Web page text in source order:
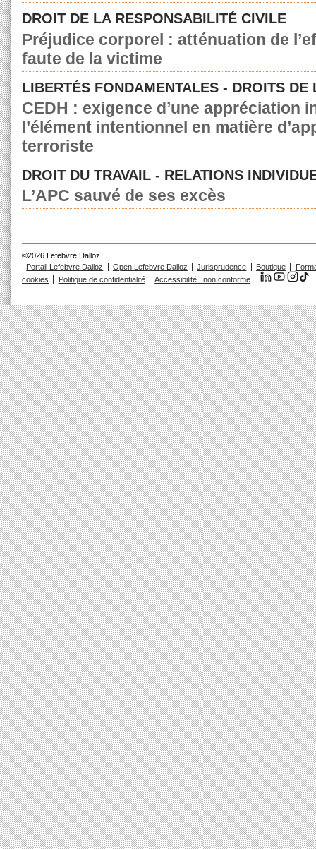
DROIT DE LA RESPONSABILITÉ CIVILE
Préjudice corporel : atténuation de
faute de la victime
LIBERTÉS FONDAMENTALES - DROITS DE
CEDH : exigence d’une appréciation
l’élément intentionnel en matière
terroriste
DROIT DU TRAVAIL - RELATIONS
L’APC sauvé de ses excès
©2026 Lefebvre Dalloz
Portail Lefebvre Dalloz
Open Lefebvre Dalloz Jurisprudence Boutique
cookies
Politique de confidentialité Accessibilité : non conforme